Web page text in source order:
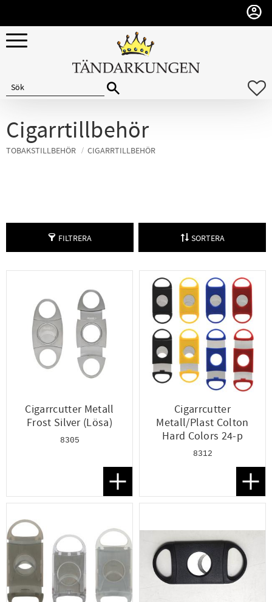
Meny
Cigarrtillbehör
TOBAKSTILLBEHÖR CIGARRTILLBEHÖR
FILTRERA SORTERA
Cigarrcutter Metall
Frost Silver (Lösa)
8305
Lägg till i favoriter
Cigarrcutter
Metall/Plast Colton
Hard Colors 24-p
8312